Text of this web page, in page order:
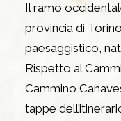
Il ramo
provincia di
paesaggistico,
Rispetto al
Cammino
tappe